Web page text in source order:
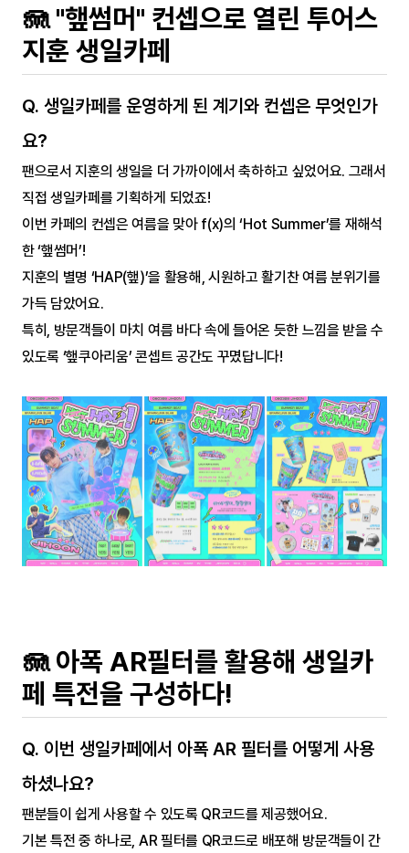
🪼 "햎썸머" 컨셉으로 열린 투어스
지훈 생일카페
Q. 생일카페를 운영하게 된 계기와 컨셉은 무엇인가
요?
팬으로서 지훈의 생일을 더 가까이에서 축하하고 싶었어요. 그래서
직접 생일카페를 기획하게 되었죠!
이번 카페의 컨셉은 여름을 맞아 f(x)의 ‘Hot Summer’를 재해석
한 ‘햎썸머’!
지훈의 별명 ‘HAP(햎)’을 활용해, 시원하고 활기찬 여름 분위기를
가득 담았어요.
특히, 방문객들이 마치 여름 바다 속에 들어온 듯한 느낌을 받을 수
있도록 ‘햎쿠아리움’ 콘셉트 공간도 꾸몄답니다!
🪼 아폭 AR필터를 활용해 생일카
페 특전을 구성하다!
Q. 이번 생일카페에서 아폭 AR 필터를 어떻게 사용
하셨나요?
팬분들이 쉽게 사용할 수 있도록 QR코드를 제공했어요.
기본 특전 중 하나로, AR 필터를 QR코드로 배포해 방문객들이 간